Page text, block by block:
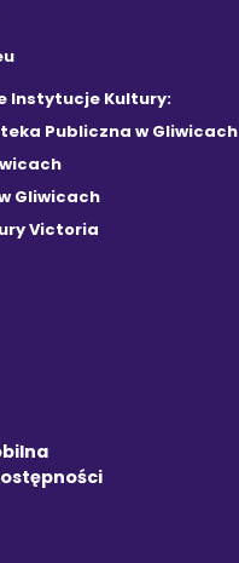
Instytucje Kultury:
Publiczna w Gliwicach
Gliwicach
Victoria